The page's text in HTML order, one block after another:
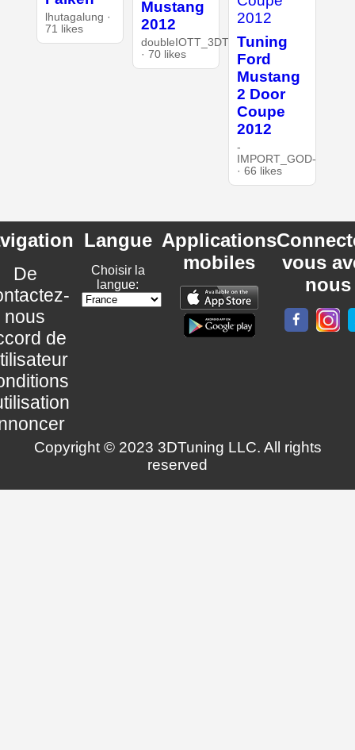
lhutagalung ·
71 likes
Mustang
2012
doubleIOTT_3DT
· 70 likes
Tuning
Ford
Mustang
2 Door
Coupe
2012
-
IMPORT_GOD-
· 66 likes
De
nous
de
Langue
Choisir la
langue:
Applications
mobiles
vous
nous
Copyright © 2023 3DTuning LLC. All rights
reserved